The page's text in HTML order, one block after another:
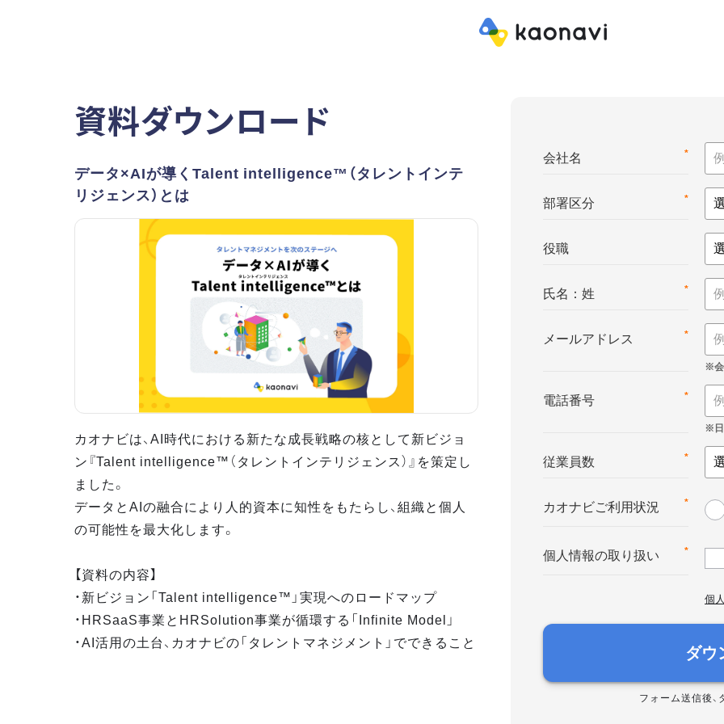
資料ダウンロード
データ×AIが導くTalent intelligence™（タレントインテ
リジェンス）とは
カオナビは、AI時代における新たな成長戦略の核として新ビジョ
ン『Talent intelligence™（タレントインテリジェンス）』を策定し
ました。
データとAIの融合により人的資本に知性をもたらし、組織と個人
の可能性を最大化します。
【資料の内容】
・新ビジョン「Talent intelligence™」実現へのロードマップ
・HRSaaS事業とHRSolution事業が循環する「Infinite Model」
・AI活用の土台、カオナビの「タレントマネジメント」でできること
*
会社名
*
部署区分
役職
*
氏名：姓
*
メールアドレス
*
電話番号
*
従業員数
*
カオナビご利用状況
*
個人情報の取り扱い
個
ダウ
フォーム送信後